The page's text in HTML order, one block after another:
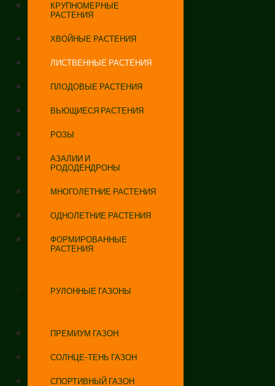
КРУПНОМЕРНЫЕ
РАСТЕНИЯ
ХВОЙНЫЕ РАСТЕНИЯ
ЛИСТВЕННЫЕ РАСТЕНИЯ
ПЛОДОВЫЕ РАСТЕНИЯ
ВЬЮЩИЕСЯ РАСТЕНИЯ
РОЗЫ
АЗАЛИИ И
РОДОДЕНДРОНЫ
МНОГОЛЕТНИЕ РАСТЕНИЯ
ОДНОЛЕТНИЕ РАСТЕНИЯ
ФОРМИРОВАННЫЕ
РАСТЕНИЯ
РУЛОННЫЕ ГАЗОНЫ
ПРЕМИУМ ГАЗОН
СОЛНЦЕ-ТЕНЬ ГАЗОН
СПОРТИВНЫЙ ГАЗОН